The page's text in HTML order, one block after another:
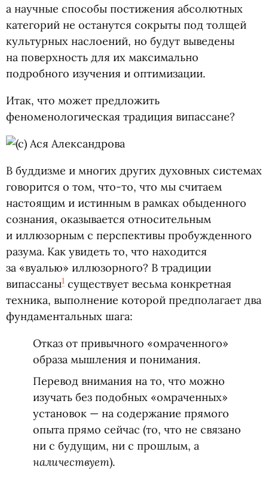
а научные способы постижения абсолютных
категорий не останутся сокрыты под толщей
культурных наслоений, но будут выведены
на поверхность для их максимально
подробного изучения и оптимизации.
Итак, что может предложить
феноменологическая традиция випассане?
В буддизме и многих других духовных системах
говорится о том, что-то, что мы считаем
настоящим и истинным в рамках обыденного
сознания, оказывается относительным
и иллюзорным с перспективы пробужденного
разума. Как увидеть то, что находится
за «вуалью» иллюзорного? В традиции
випассаны1 существует весьма конкретная
техника, выполнение которой предполагает два
фундаментальных шага:
Отказ от привычного «омраченного»
образа мышления и понимания.
Перевод внимания на то, что можно
изучать без подобных «омраченных»
установок — на содержание прямого
опыта прямо сейчас (то, что не связано
ни с будущим, ни с прошлым, а
наличествует).